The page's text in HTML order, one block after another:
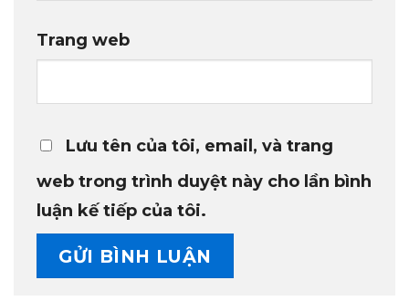
Trang web
Lưu tên của tôi, email, và trang
web trong trình duyệt này cho lần bình
luận kế tiếp của tôi.